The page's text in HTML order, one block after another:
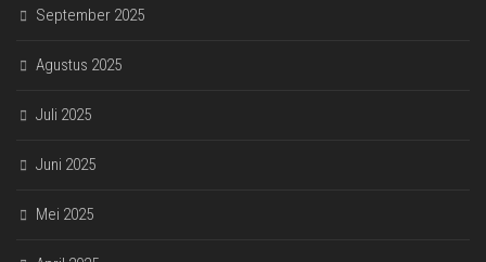
September 2025
Agustus 2025
Juli 2025
Juni 2025
Mei 2025